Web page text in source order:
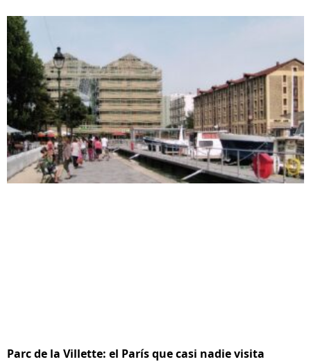
Parc de la Villette: el París que casi nadie visita